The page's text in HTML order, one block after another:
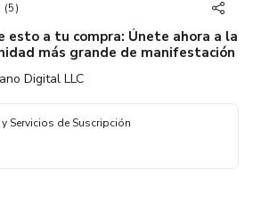
(5)
esto a tu compra: Únete ahora a la
más grande de manifestación
Digital LLC
Servicios de Suscripción